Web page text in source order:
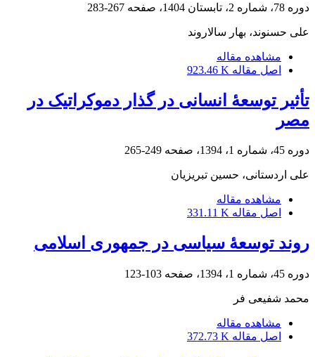
دوره 78، شماره 2، تابستان 1404، صفحه 267-283
علی حسنوند، بهار سالاروند
مشاهده مقاله
اصل مقاله 923.46 K
تأثیر توسعۀ انسانی در گذار دموکراتیک در
مصر
دوره 45، شماره 1، 1394، صفحه 249-265
علی اردستانی، حسین تبریزیان
مشاهده مقاله
اصل مقاله 331.11 K
روند توسعۀ سیاسی در جمهوری اسلامی
دوره 45، شماره 1، 1394، صفحه 103-123
محمد شفیعی فر
مشاهده مقاله
اصل مقاله 372.73 K